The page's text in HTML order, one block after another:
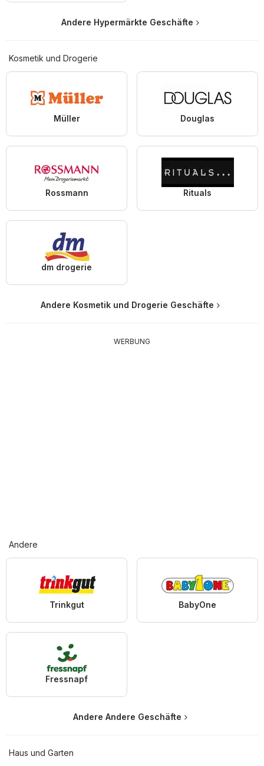
Andere Hypermärkte Geschäfte
Kosmetik und Drogerie
Müller Douglas
Rossmann Rituals
dm drogerie
Andere Kosmetik und Drogerie Geschäfte
WERBUNG
Andere
Trinkgut BabyOne
Fressnapf
Andere Andere Geschäfte
Haus und Garten